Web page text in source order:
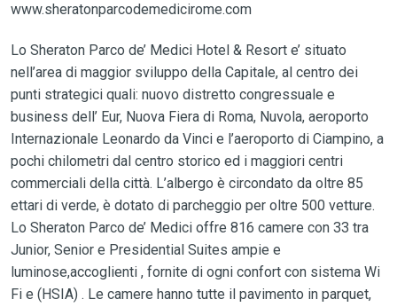
www.sheratonparcodemedicirome.com
Lo Sheraton Parco de’ Medici Hotel & Resort e’ situato
nell’area di maggior sviluppo della Capitale, al centro dei
punti strategici quali: nuovo distretto congressuale e
business dell’ Eur, Nuova Fiera di Roma, Nuvola, aeroporto
Internazionale Leonardo da Vinci e l’aeroporto di Ciampino, a
pochi chilometri dal centro storico ed i maggiori centri
commerciali della città. L’albergo è circondato da oltre 85
ettari di verde, è dotato di parcheggio per oltre 500 vetture.
Lo Sheraton Parco de’ Medici offre 816 camere con 33 tra
Junior, Senior e Presidential Suites ampie e
luminose,accoglienti , fornite di ogni confort con sistema Wi
Fi e (HSIA) . Le camere hanno tutte il pavimento in parquet,